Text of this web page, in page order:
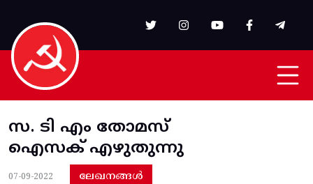
സ. ടി എം തോമസ്
ഐസക് എഴുതുന്നു
07-09-2022 ലേഖനങ്ങൾ